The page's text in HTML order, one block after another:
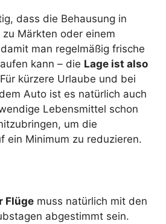
dass die Behausung in
Märkten oder einem
man regelmäßig frische
kann – die Lage ist also
kürzere Urlaube und bei
Auto ist es natürlich auch
Lebensmittel schon
um die
ein Minimum zu reduzieren.
Flüge muss natürlich mit den
abgestimmt sein.